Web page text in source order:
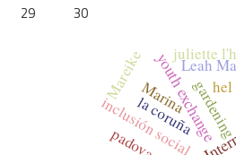
29
30
youth exchangehel
inclusión social
juliette
la coruña
Leah
MareikeMarina
padova